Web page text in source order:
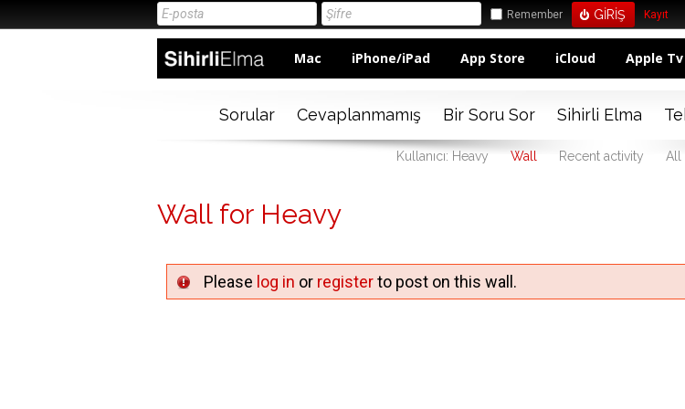
Remember Kayıt
Mac iPhone/iPad App Store iCloud Apple Tv
Sorular Cevaplanmamış Bir Soru Sor Sihirli Elma
Kullanıcı: Heavy Wall Recent activity All
Wall for Heavy
Please log in or registerto post on this wall.